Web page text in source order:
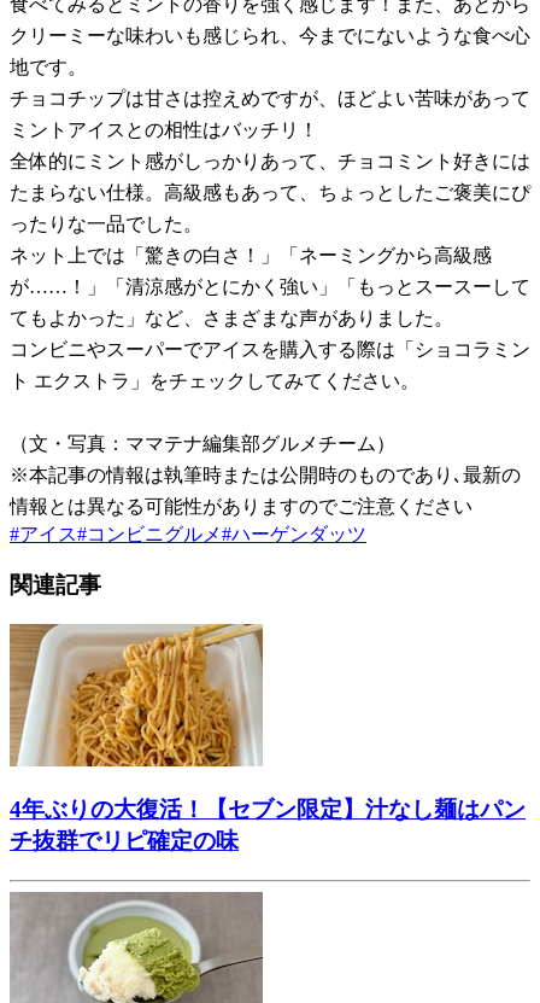
クリーミーな味わいも感じられ、今までにないような食べ心
地です。
チョコチップは甘さは控えめですが、ほどよい苦味があって
ミントアイスとの相性はバッチリ！
全体的にミント感がしっかりあって、チョコミント好きには
たまらない仕様。高級感もあって、ちょっとしたご褒美にぴ
ったりな一品でした。
ネット上では「驚きの白さ！」「ネーミングから高級感
が……！」「清涼感がとにかく強い」「もっとスースーして
てもよかった」など、さまざまな声がありました。
コンビニやスーパーでアイスを購入する際は「ショコラミン
ト エクストラ」をチェックしてみてください。
（文・写真：ママテナ編集部グルメチーム）
※本記事の情報は執筆時または公開時のものであり､最新の
情報とは異なる可能性がありますのでご注意ください
#アイス#コンビニグルメ#ハーゲンダッツ
関連記事
4年ぶりの大復活！【セブン限定】汁なし麺はパン
チ抜群でリピ確定の味